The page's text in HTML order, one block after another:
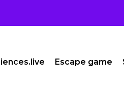
Escape game